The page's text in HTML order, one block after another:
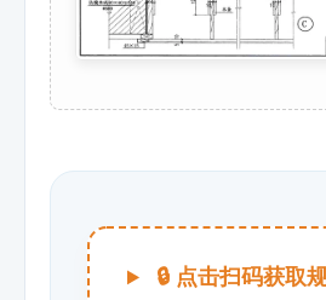
🔒 点击扫码获取